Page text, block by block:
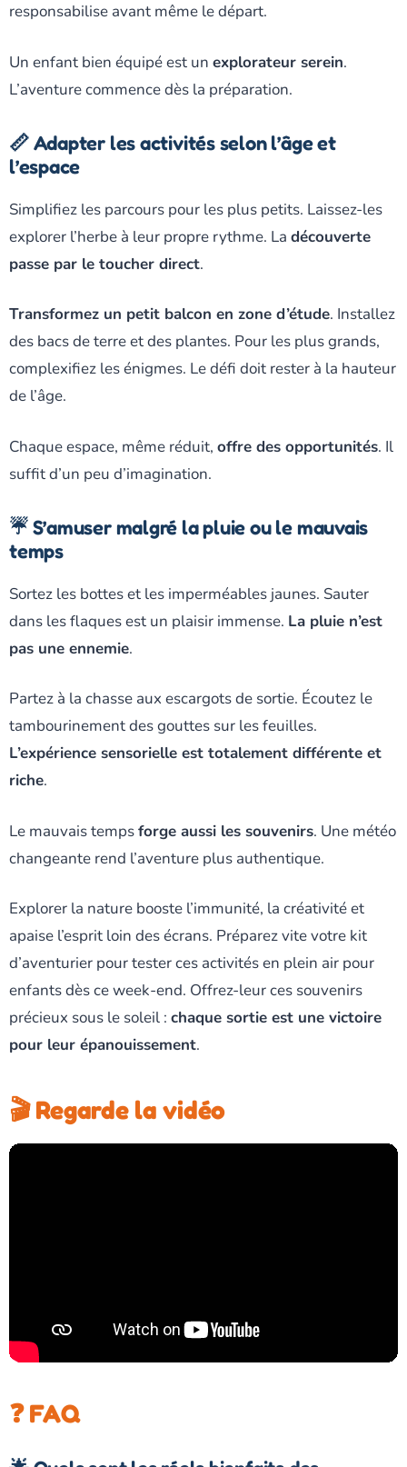
responsabilise avant même le départ.
Un enfant bien équipé est un explorateur serein.
L’aventure commence dès la préparation.
📏 Adapter les activités selon l’âge et
l’espace
Simplifiez les parcours pour les plus petits. Laissez-les
explorer l’herbe à leur propre rythme. La découverte
passe par le toucher direct.
Transformez un petit balcon en zone d’étude. Installez
des bacs de terre et des plantes. Pour les plus grands,
complexifiez les énigmes. Le défi doit rester à la hauteur
de l’âge.
Chaque espace, même réduit, offre des opportunités. Il
suffit d’un peu d’imagination.
☔ S’amuser malgré la pluie ou le mauvais
temps
Sortez les bottes et les imperméables jaunes. Sauter
dans les flaques est un plaisir immense. La pluie n’est
pas une ennemie.
Partez à la chasse aux escargots de sortie. Écoutez le
tambourinement des gouttes sur les feuilles.
L’expérience sensorielle est totalement différente et
riche.
Le mauvais tempsforge aussi les souvenirs. Une météo
changeante rend l’aventure plus authentique.
Explorer la nature booste l’immunité, la créativité et
apaise l’esprit loin des écrans. Préparez vite votre kit
d’aventurier pour tester ces activités en plein air pour
enfants dès ce week-end. Offrez-leur ces souvenirs
précieux sous le soleil : chaque sortie est une victoire
pour leur épanouissement.
🎬 Regarde la vidéo
❓ FAQ